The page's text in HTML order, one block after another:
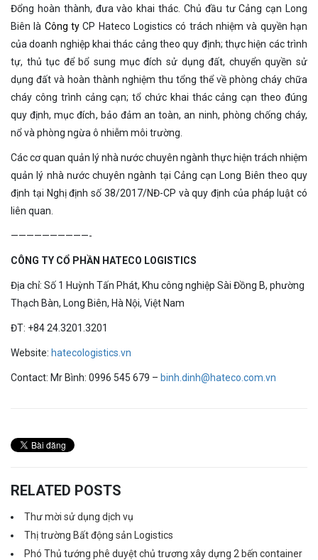
Đổng hoàn thành, đưa vào khai thác. Chủ đầu tư Cảng cạn Long
Biên là Công ty CP Hateco Logistics có trách nhiệm và quyền hạn
của doanh nghiệp khai thác cảng theo quy định; thực hiện các trình
tự, thủ tục để bổ sung mục đích sử dụng đất, chuyển quyền sử
dụng đất và hoàn thành nghiệm thu tổng thể về phòng cháy chữa
cháy công trình cảng cạn; tổ chức khai thác cảng cạn theo đúng
quy định, mục đích, bảo đảm an toàn, an ninh, phòng chống cháy,
nổ và phòng ngừa ô nhiễm môi trường.
Các cơ quan quản lý nhà nước chuyên ngành thực hiện trách nhiệm
quản lý nhà nước chuyên ngành tại Cảng cạn Long Biên theo quy
định tại Nghị định số 38/2017/NĐ-CP và quy định của pháp luật có
liên quan.
——————————-
CÔNG TY CỔ PHẦN HATECO LOGISTICS
Địa chỉ: Số 1 Huỳnh Tấn Phát, Khu công nghiệp Sài Đồng B, phường
Thạch Bàn, Long Biên, Hà Nội, Việt Nam
ĐT: +84 24.3201.3201
Website: hatecologistics.vn
Contact: Mr Bình: 0996 545 679 – binh.dinh@hateco.com.vn
RELATED POSTS
Thư mời sử dụng dịch vụ
Thị trường Bất động sản Logistics
Phó Thủ tướng phê duyệt chủ trương xây dựng 2 bến container